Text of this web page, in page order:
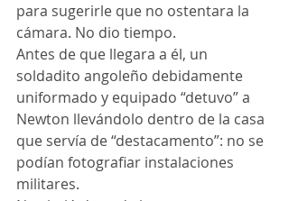
para sugerirle que no ostentara la
cámara. No dio tiempo.
Antes de que llegara a él, un
soldadito angoleño debidamente
uniformado y equipado “detuvo” a
Newton llevándolo dentro de la casa
que servía de “destacamento”: no se
podían fotografiar instalaciones
militares.